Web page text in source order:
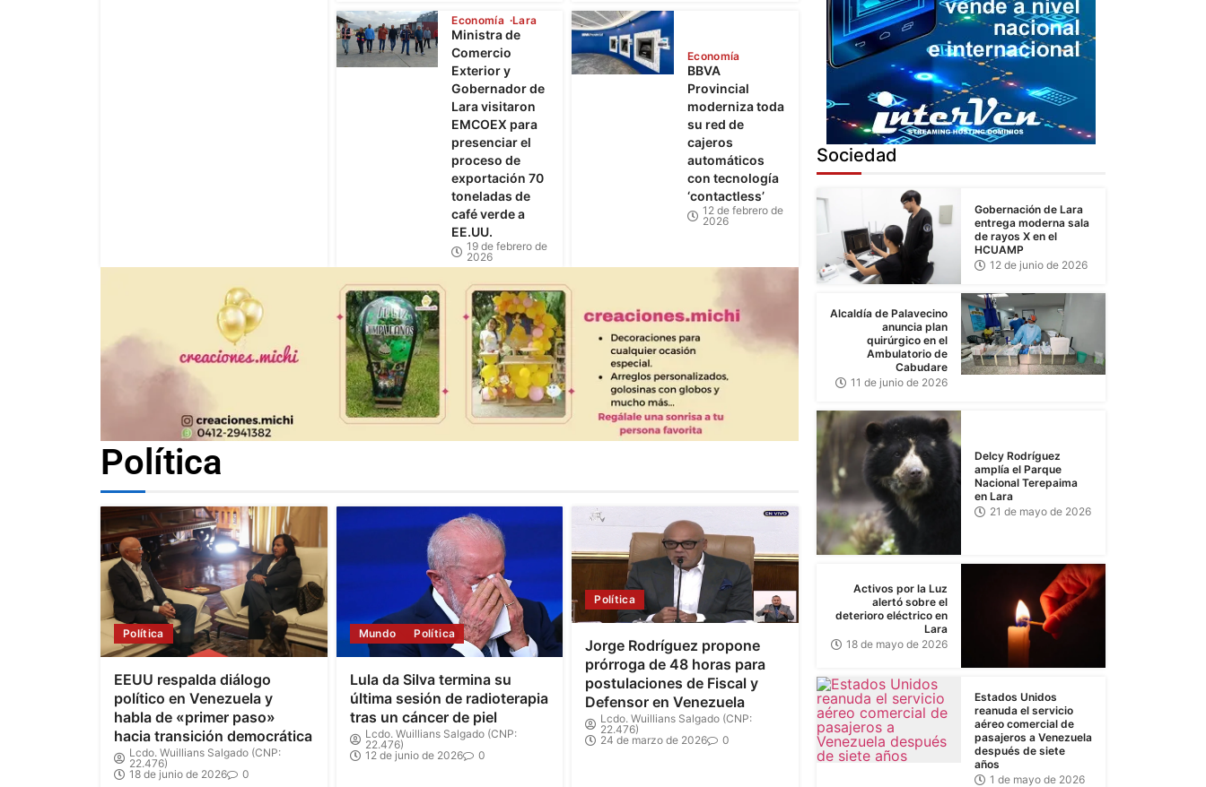
5
2026™️
Economía Lara
Ministra de
Comercio
Exterior y
Gobernador de
Lara visitaron
EMCOEX para
presenciar el
proceso de
exportación 70
toneladas de
café verde a
EE.UU.
19 de febrero de
2026
Economía
BBVA
Provincial
moderniza toda
su red de
cajeros
automáticos
con tecnología
‘contactless’
12 de febrero de
2026
Política
Política
EEUU respalda diálogo
político en Venezuela y
habla de «primer paso»
hacia transición democrática
Lcdo. Wuillians Salgado (CNP:
22.476)
18 de junio de 2026
0
Mundo Política
Lula da Silva termina su
última sesión de radioterapia
tras un cáncer de piel
Lcdo. Wuillians Salgado (CNP:
22.476)
12 de junio de 2026
0
Política
Jorge Rodríguez propone
prórroga de 48 horas para
postulaciones de Fiscal y
Defensor en Venezuela
Lcdo. Wuillians Salgado (CNP:
22.476)
24 de marzo de 2026
0
Sociedad
Gobernación de Lara
entrega moderna sala
de rayos X en el
HCUAMP
12 de junio de 2026
Alcaldía de Palavecino
anuncia plan
quirúrgico en el
Ambulatorio de
Cabudare
11 de junio de 2026
Delcy Rodríguez
amplía el Parque
Nacional Terepaima
en Lara
21 de mayo de 2026
Activos por la Luz
alertó sobre el
deterioro eléctrico en
Lara
18 de mayo de 2026
Estados Unidos
reanuda el servicio
aéreo comercial de
pasajeros a Venezuela
después de siete
años
1 de mayo de 2026